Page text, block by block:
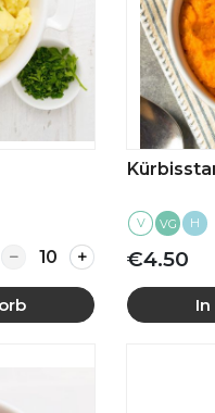
Quantity for
V VG H
€4.50